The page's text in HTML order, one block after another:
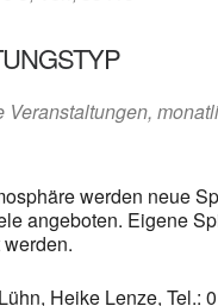
Veranstaltungen,
werden neue
angeboten. Eigene
Heike Lenze, Tel.: